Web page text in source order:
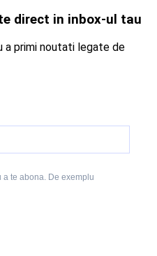
direct in inbox-ul tau
a primi noutati legate de
a te abona. De exemplu